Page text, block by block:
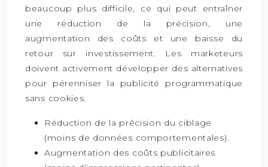
beaucoup plus difficile, ce qui peut entraîner
une réduction de la précision, une
augmentation des coûts et une baisse du
retour sur investissement. Les marketeurs
doivent activement développer des alternatives
pour pérenniser la publicité programmatique
sans cookies.
Réduction de la précision du ciblage
(moins de données comportementales).
Augmentation des coûts publicitaires